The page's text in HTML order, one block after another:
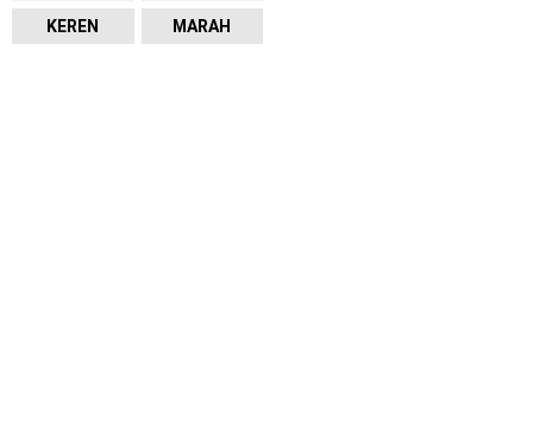
KEREN MARAH